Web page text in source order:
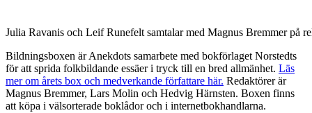
Julia Ravanis och Leif Runefelt samtalar med Magnus Bremmer på
Bildningsboxen är Anekdots samarbete med bokförlaget Norstedts
för att sprida folkbildande essäer i tryck till en bred allmänhet. Läs
mer om årets box och medverkande författare här. Redaktörer är
Magnus Bremmer, Lars Molin och Hedvig Härnsten. Boxen finns
att köpa i välsorterade boklådor och i internetbokhandlarna.